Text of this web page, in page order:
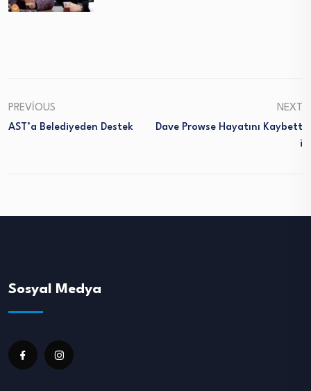
PREVIOUS
AST’a Belediyeden Destek
NEXT
Dave Prowse Hayatını Kaybett
I
Sosyal Medya